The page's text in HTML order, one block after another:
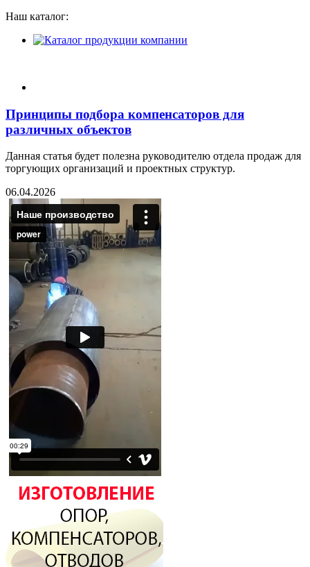
Наш каталог:
Принципы подбора компенсаторов для
различных объектов
Данная статья будет полезна руководителю отдела продаж для
торгующих организаций и проектных структур.
06.04.2026